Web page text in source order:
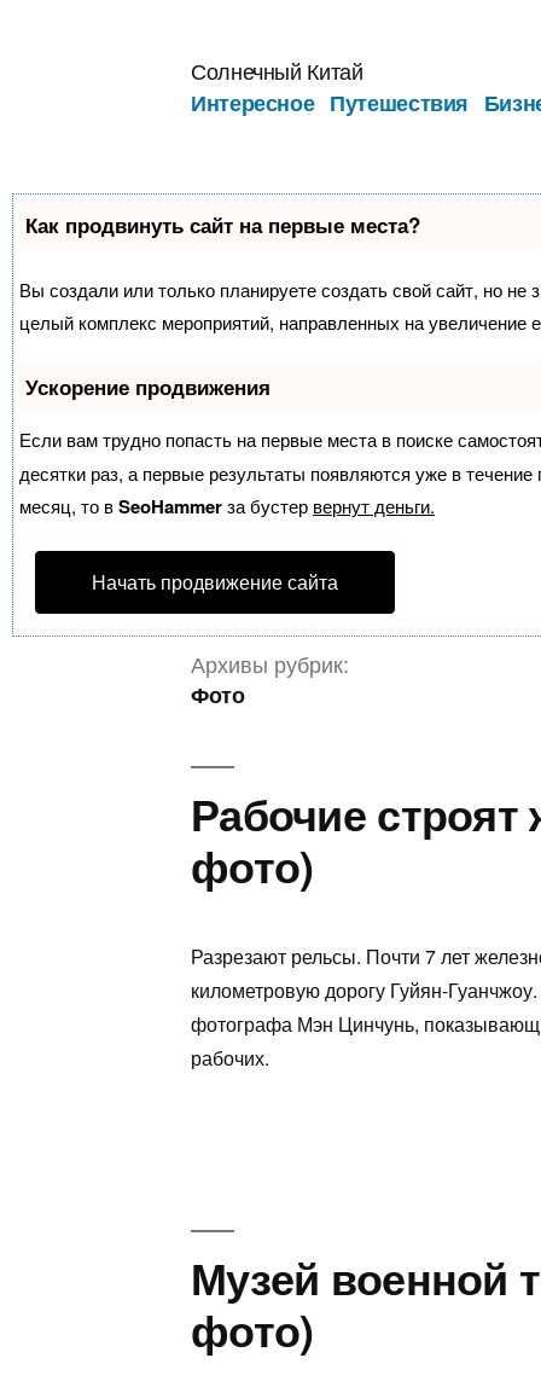
Солнечный Китай
Интересное Путешествия
Как продвинуть сайт на первые места?
Вы создали или только планируете создать свой сайт, но не
целый комплекс мероприятий, направленных на увеличение
Ускорение продвижения
Если вам трудно попасть на первые места в поиске
десятки раз, а первые результаты появляются уже в
месяц, то вSeoHammerза бустер вернут деньги.
Начать продвижение сайта
Архивы рубрик:
Фото
Рабочие
фото)
Разрезают рельсы. Почти 7 лет
километровую дорогу Гуйян-
фотографа Мэн Цинчунь,
рабочих.
Музей военной
фото)